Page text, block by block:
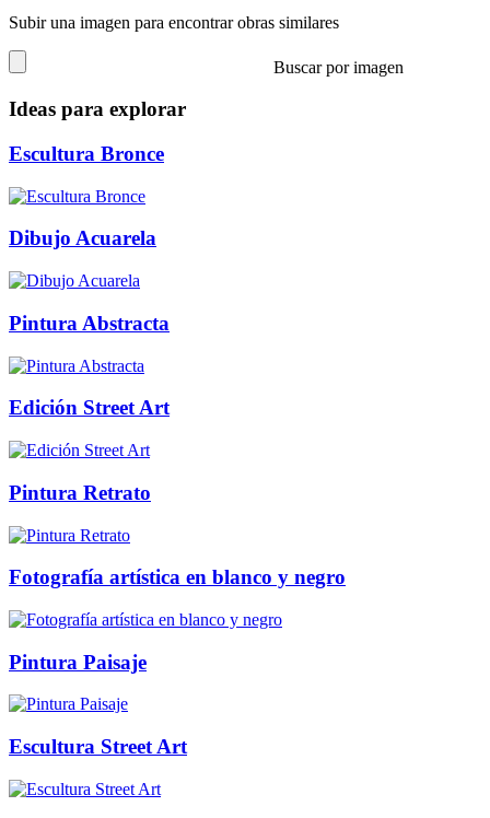
Subir una imagen para encontrar obras similares
Buscar por imagen
Ideas para explorar
Escultura Bronce
Dibujo Acuarela
Pintura Abstracta
Edición Street Art
Pintura Retrato
Fotografía artística en blanco y negro
Pintura Paisaje
Escultura Street Art